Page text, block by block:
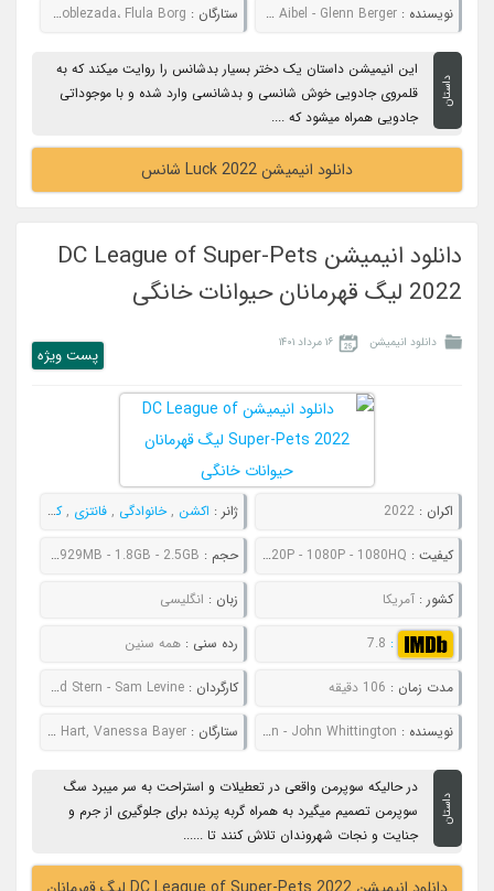
نویسنده :Kiel Murray - Jonathan Aibel - Glenn Berger ستارگان : Adelynn Spoon، Colin O'Donoghue، Eva Noblezada، Flula Borg
داستان
این انیمیشن داستان یک دختر بسیار بدشانس را روایت میکند که به
قلمروی جادویی خوش شانسی و بدشانسی وارد شده و با موجوداتی
جادویی همراه میشود که ....
دانلود انیمیشن Luck 2022 شانس
دانلود انیمیشن DC League of Super-Pets
2022 لیگ قهرمانان حیوانات خانگی
دانلود انیمیشن ۱۶ مرداد ۱۴۰۱
پست ويژه
اکران :2022 ژانر : اکشن ,خانوادگی , فانتزی ,کمدی
کیفیت : 480P - 720P - 1080P - 1080HQ حجم : 654MB - 929MB - 1.8GB - 2.5GB
کشور :آمریکا زبان : انگلیسی
:
7.8 رده سنی : همه سنین
مدت زمان : 106 دقیقه کارگردان : Jared Stern - Sam Levine
نویسنده : Jared Stern - John Whittington ستارگان : Dwayne Johnson, Kevin Hart, Vanessa Bayer
داستان
در حالیکه سوپرمن واقعی در تعطیلات و استراحت به سر میبرد سگ
سوپرمن تصمیم میگیرد به همراه گربه پرنده برای جلوگیری از جرم و
جنایت و نجات شهروندان تلاش کنند تا ......